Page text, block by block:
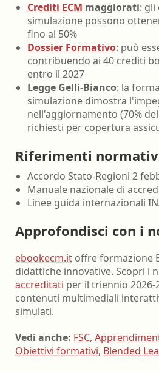
Crediti ECM maggiorati: gli
simulazione possono
fino al 50%
Dossier Formativo: può
contribuendo ai 40 crediti
entro il 2027
Legge Gelli-Bianco: la
simulazione dimostra
nell'aggiornamento (70%
richiesti per copertura
Riferimenti
Accordo Stato-Regioni 2
Manuale nazionale di
Linee guida internazionali
Approfondisci con i
ebookecm.it offre formazione
didattiche innovative. Scopri i
accreditati per il triennio 2026-
contenuti multimediali
simulati.
Vedi anche: FSC,
Obiettivi formativi, Blended